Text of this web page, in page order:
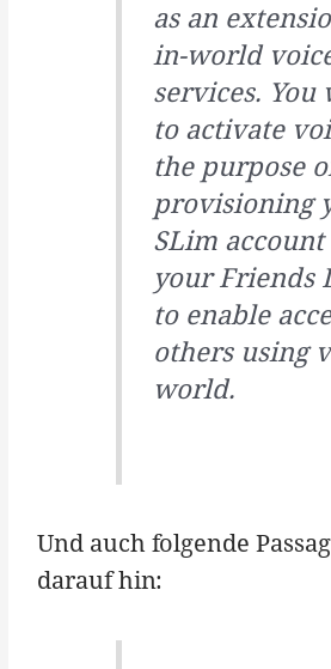
as an
in-world
services. You
to activate
the purpose
provisioning
SLim
your Friends
to enable
others using
world.
Und auch folgende
darauf hin: